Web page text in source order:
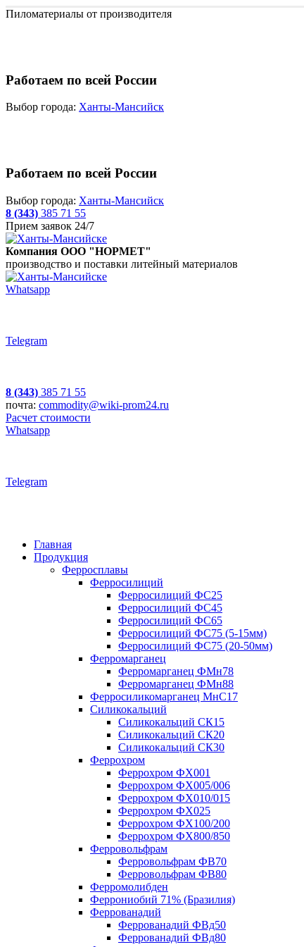
Пиломатериалы от производителя
Работаем по всей России
Выбор города: Ханты-Мансийск
Работаем по всей России
Выбор города: Ханты-Мансийск
8 (343) 385 71 55
Прием заявок 24/7
Компания ООО "НОРМЕТ"
производство и поставки литейный материалов
Whatsapp
Telegram
8 (343) 385 71 55
почта: commodity@wiki-prom24.ru
Расчет стоимости
Whatsapp
Telegram
Главная
Продукция
Ферросплавы
Ферросилиций
Ферросилиций ФС25
Ферросилиций ФС45
Ферросилиций ФС65
Ферросилиций ФС75 (5-15мм)
Ферросилиций ФС75 (20-50мм)
Ферромарганец
Ферромарганец ФМн78
Ферромарганец ФМн88
Ферросиликомарганец МнС17
Силикокальций
Силикокальций СК15
Силикокальций СК20
Силикокальций СК30
Феррохром
Феррохром ФХ001
Феррохром ФХ005/006
Феррохром ФХ010/015
Феррохром ФХ025
Феррохром ФХ100/200
Феррохром ФХ800/850
Ферровольфрам
Ферровольфрам ФВ70
Ферровольфрам ФВ80
Ферромолибден
Феррониобий 71% (Бразилия)
Феррованадий
Феррованадий ФВд50
Феррованадий ФВд80